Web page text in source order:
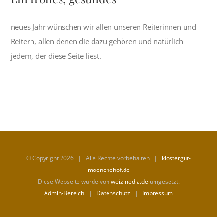
neues Jahr wünschen wir allen unseren Reiterinnen und
Reitern, allen denen die dazu gehören und natürlich
jedem, der diese Seite liest.
© Copyright2026 | Alle Rechte vorbehalten | klostergut-
moenchehof.de
Diese Webseite wurde vonweizmedia.deumgesetzt.
Admin-Bereich | Datenschutz | Impressum